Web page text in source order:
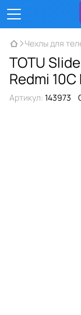
Чехлы для
TOTU
Redmi
Артикул: 143973